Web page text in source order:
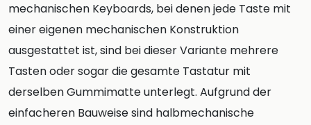
mechanischen Keyboards, bei denen jede Taste mit
einer eigenen mechanischen Konstruktion
ausgestattet ist, sind bei dieser Variante mehrere
Tasten oder sogar die gesamte Tastatur mit
derselben Gummimatte unterlegt. Aufgrund der
einfacheren Bauweise sind halbmechanische